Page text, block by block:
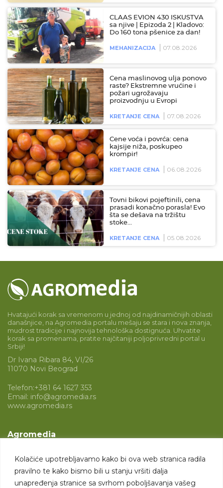
Kolačiće upotrebljavamo kako bi ova web stranica radila
pravilno te kako bismo bili u stanju vršiti dalja
unapređenja stranice sa svrhom poboljšavanja vašeg
CLAAS EVION 430 ISKUSTVA
sa njive | Epizoda 2 | Kladovo:
Do 160 tona pšenice za dan!
MEHANIZACIJA 07.08.2026
Cena maslinovog ulja ponovo
raste? Ekstremne vrućine i
požari ugrožavaju
proizvodnju u Evropi
KRETANJE CENA 07.08.2026
Cene voća i povrća: cena
kajsije niža, poskupeo
krompir!
KRETANJE CENA 06.08.2026
Tovni bikovi pojeftinili, cena
prasadi konačno porasla! Evo
šta se dešava na tržištu
stoke…
KRETANJE CENA 05.08.2026
Hvatajući korak sa vremenom u jednoj od najdinamičnijih oblasti
današnjice, na Agromedia portalu mešaju se stara i nova znanja,
mudrost tradicije i najnovija tehnološka dostignuća. Uhvatite
korak sa promenama, pratite najčitaniji poljoprivredni portal u
Srbiji!
Dr Ivana Ribara 84, VI/26
11070 Novi Beograd
Telefon:+381 64 1627 353
Email: info@agromedia.rs
www.agromedia.rs
Agromedia
Svet poljoprivrede
Marketing usluge